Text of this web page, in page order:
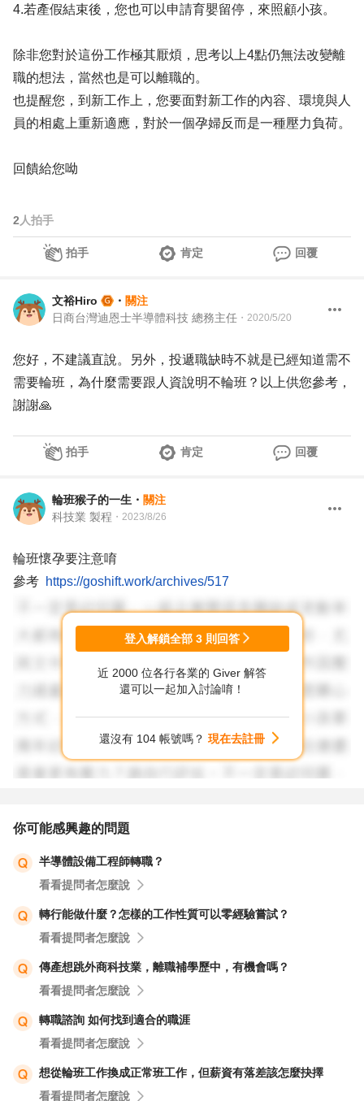
4.若產假結束後，您也可以申請育嬰留停，來照顧小孩。
除非您對於這份工作極其厭煩，思考以上4點仍無法改變離
職的想法，當然也是可以離職的。
也提醒您，到新工作上，您要面對新工作的內容、環境與人
員的相處上重新適應，對於一個孕婦反而是一種壓力負荷。
回饋給您呦
2 人拍手
拍手 肯定 回覆
文裕Hiro ・ 關注
日商台灣迪恩士半導體科技 總務主任 ・ 2020/5/20
您好，不建議直說。另外，投遞職缺時不就是已經知道需不
需要輪班，為什麼需要跟人資說明不輪班？以上供您參考，
謝謝🙏
拍手 肯定 回覆
輪班猴子的一生 ・ 關注
科技業 製程 ・ 2023/8/26
輪班懷孕要注意唷
參考 https://goshift.work/archives/517
登入解鎖全部 3 則回答
近 2000 位各行各業的 Giver 解答
還可以一起加入討論唷！
還沒有 104 帳號嗎？ 現在去註冊
你可能感興趣的問題
半導體設備工程師轉職？
看看提問者怎麼說
轉行能做什麼？怎樣的工作性質可以零經驗嘗試？
看看提問者怎麼說
傳產想跳外商科技業，離職補學歷中，有機會嗎？
看看提問者怎麼說
轉職諮詢 如何找到適合的職涯
看看提問者怎麼說
想從輪班工作換成正常班工作，但薪資有落差該怎麼抉擇
看看提問者怎麼說